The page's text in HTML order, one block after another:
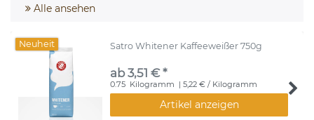
Alle ansehen
Neuheit Satro Whitener Kaffeeweißer 750g
ab 3,51 € *
0.75 Kilogramm | 5,22 € / Kilogramm
Artikel anzeigen